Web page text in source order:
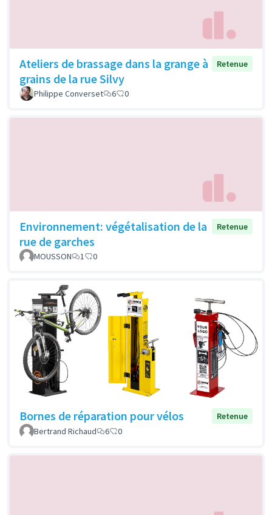
Ateliers de brassage dans la grange à
grains de la rue Silvy
Retenue
Philippe Converset 6 0
Environnement: végétalisation de la
rue de garches
Retenue
MOUSSON 1 0
Bornes de réparation pour vélos
Retenue
Bertrand Richaud
6 0